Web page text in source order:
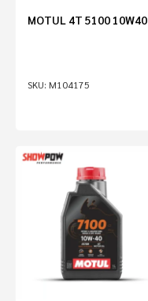
M104175
MOTUL 4T 5100 10W40